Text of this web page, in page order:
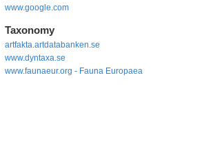
www.google.com
Taxonomy
artfakta.artdatabanken.se
www.dyntaxa.se
www.faunaeur.org - Fauna Europaea